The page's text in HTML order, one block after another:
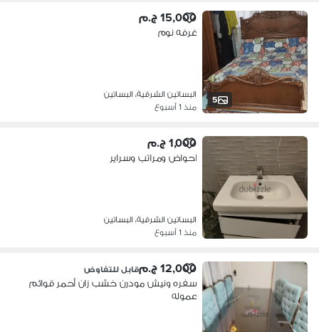
5
15,000 ج.م
غرفه نوم
البساتين الشرقية، البساتين
منذ 1 أسبوع
1,000 ج.م
احواض ومراتب وسراير
البساتين الشرقية، البساتين
منذ 1 أسبوع
12,000 ج.م قابل للتفاوض
سفره ونيش مودرن خشب زان أحمر قوائم
عموله